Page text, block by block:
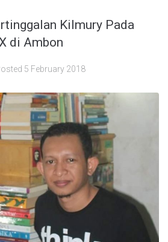
Kilmury Pada
di Ambon
5 February 2018